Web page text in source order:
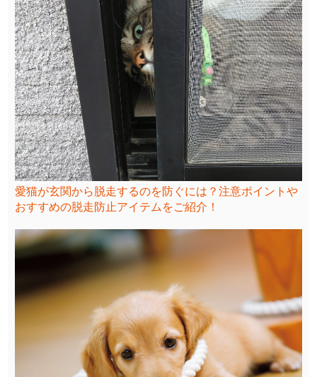
愛猫が玄関から脱走するのを防ぐには？注意ポイントや
おすすめの脱走防止アイテムをご紹介！